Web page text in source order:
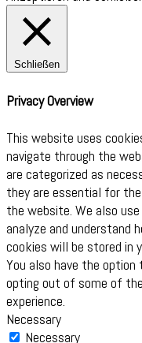
Schließen
Privacy Overview
This website uses
navigate through the
are categorized as
they are essential for
the website. We also
analyze and understand
cookies will be stored in
You also have the
opting out of some of
experience.
Necessary
Necessary